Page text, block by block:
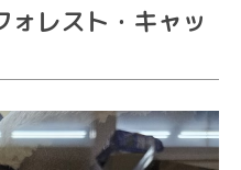
ォレスト・キャッ